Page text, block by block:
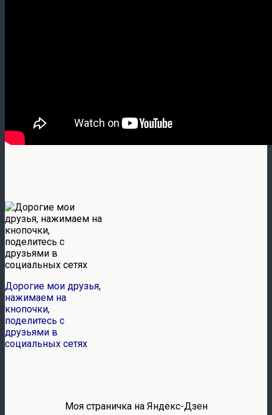
Дорогие мои друзья,
нажимаем на
кнопочки,
поделитесь с
друзьями в
социальных сетях
Моя страничка на Яндекс-Дзен